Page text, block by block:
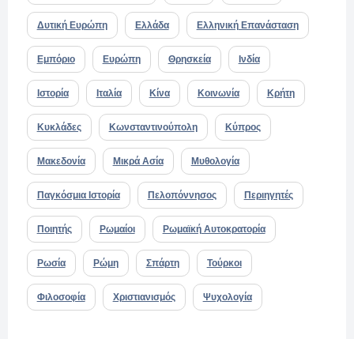
Δυτική Ευρώπη Ελλάδα Ελληνική Επανάσταση
Εμπόριο Ευρώπη Θρησκεία Ινδία
Ιστορία Ιταλία Κίνα Κοινωνία Κρήτη
Κυκλάδες Κωνσταντινούπολη Κύπρος
Μακεδονία Μικρά Ασία Μυθολογία
Παγκόσμια Ιστορία Πελοπόννησος Περιηγητές
Ποιητής Ρωμαίοι Ρωμαϊκή Αυτοκρατορία
Ρωσία Ρώμη Σπάρτη Τούρκοι
Φιλοσοφία Χριστιανισμός Ψυχολογία